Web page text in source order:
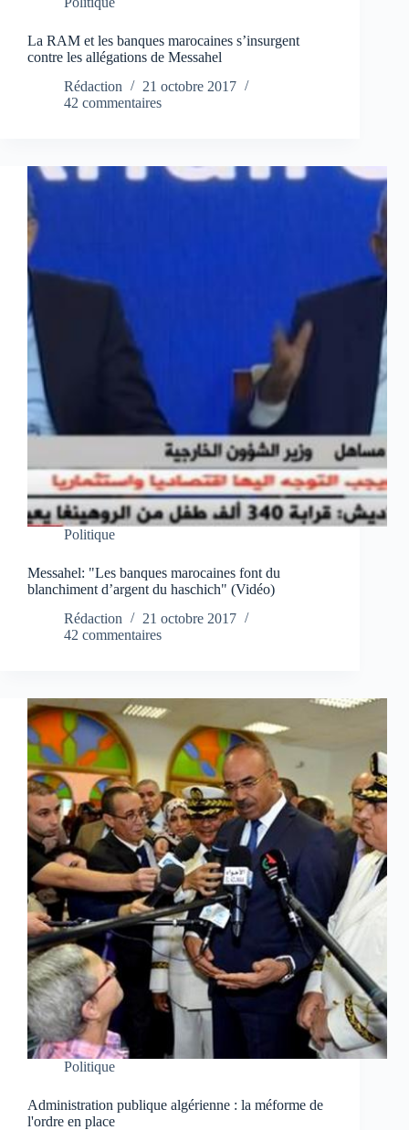
La RAM et les banques marocaines s’insurgent
contre les allégations de Messahel
Rédaction
21 octobre 2017
42 commentaires
Politique
Messahel: "Les banques marocaines font du
blanchiment d’argent du haschich" (Vidéo)
Rédaction
21 octobre 2017
42 commentaires
Politique
Administration publique algérienne : la méforme de
l'ordre en place